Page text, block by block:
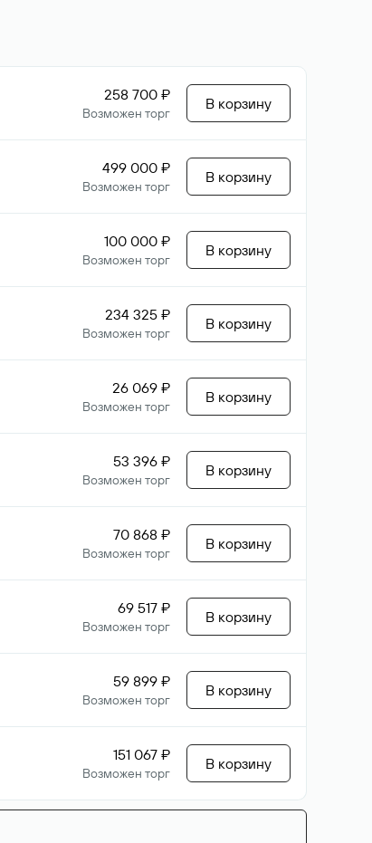
258 700 ₽
Возможен торг
В корзину
499 000 ₽
Возможен торг
В корзину
100 000 ₽
Возможен торг
В корзину
234 325 ₽
Возможен торг
В корзину
26 069 ₽
Возможен торг
В корзину
53 396 ₽
Возможен торг
В корзину
70 868 ₽
Возможен торг
В корзину
69 517 ₽
Возможен торг
В корзину
59 899 ₽
Возможен торг
В корзину
151 067 ₽
Возможен торг
В корзину